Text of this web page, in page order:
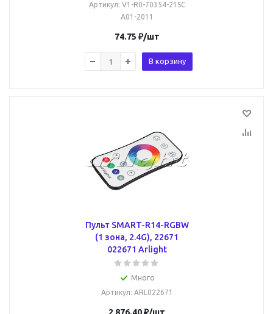
Артикул: V1-R0-70354-21SC
A01-2011
74.75 ₽/шт
В корзину
Пульт SMART-R14-RGBW
(1 зона, 2.4G), 22671
022671 Arlight
Много
Артикул: ARL022671